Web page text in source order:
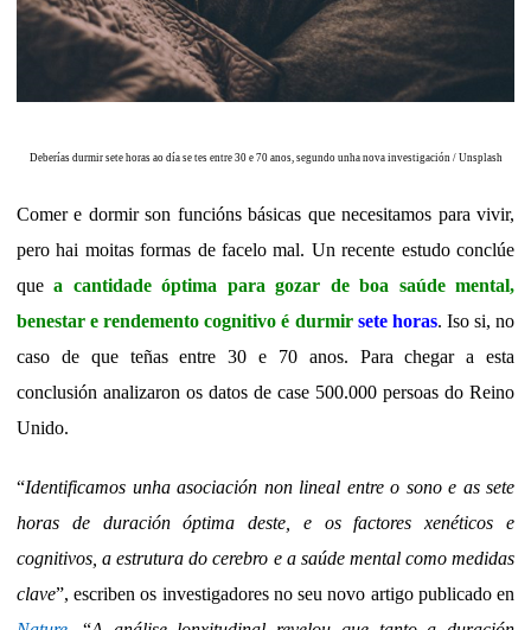
Deberías durmir sete horas ao día se tes entre 30 e 70 anos, segundo unha nova investigación / Unsplash
Comer e dormir son funcións básicas que necesitamos para vivir,
pero hai moitas formas de facelo mal. Un recente estudo conclúe
quea cantidade óptima para gozar de boa saúde mental,
benestar e rendemento cognitivo é durmir sete horas. Iso si, no
caso de que teñas entre 30 e 70 anos. Para chegar a esta
conclusión analizaron os datos de case 500.000 persoas do Reino
Unido.
“Identificamos unha asociación non lineal entre o sono e as sete
horas de duración óptima deste, e os factores xenéticos e
cognitivos, a estrutura do cerebro e a saúde mental como medidas
clave”, escriben os investigadores no seu novo artigo publicado en